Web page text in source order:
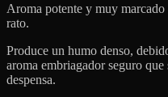
Aroma potente y muy marcado
rato.
Produce un humo denso,
aroma embriagador seguro
despensa.